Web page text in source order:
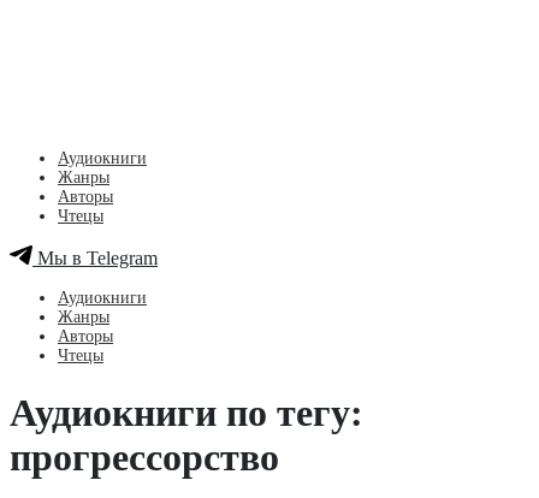
Аудиокниги
Жанры
Авторы
Чтецы
Мы в Telegram
Аудиокниги
Жанры
Авторы
Чтецы
Аудиокниги по тегу:
прогрессорство